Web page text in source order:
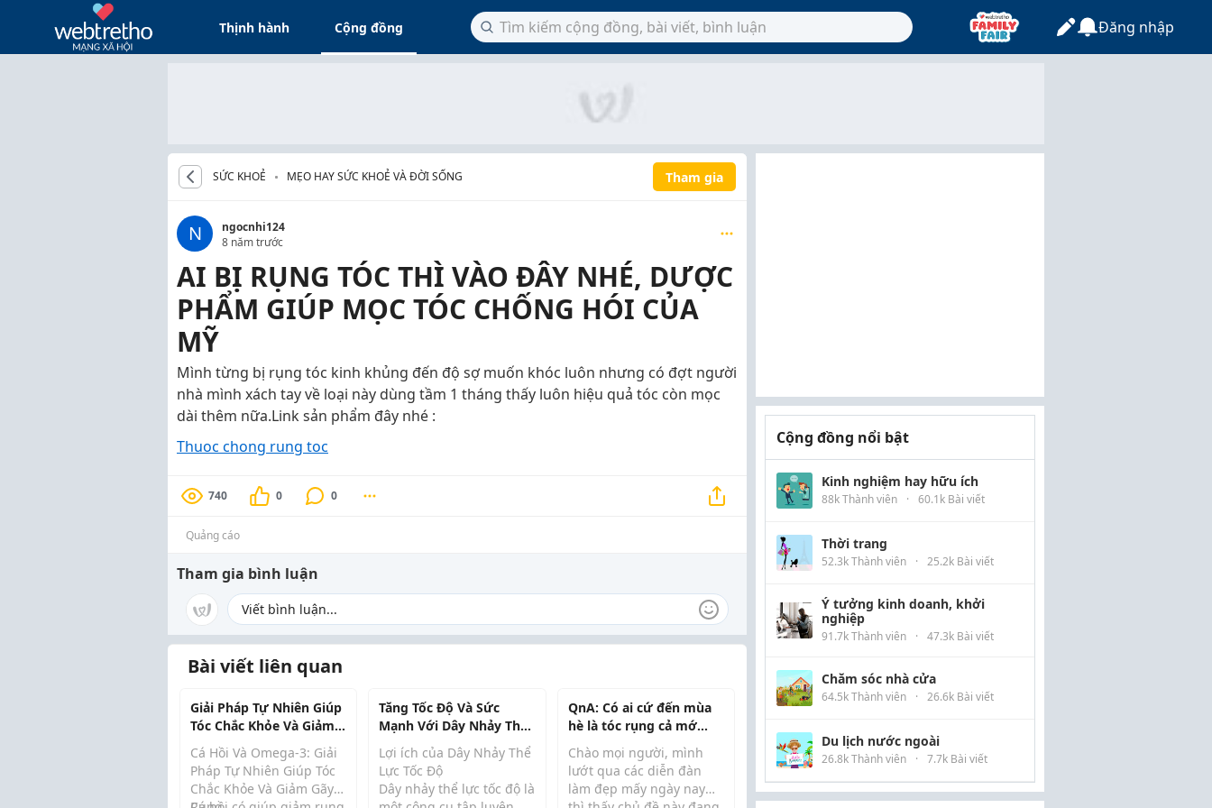
Thịnh hành Cộng đồng Đăng nhập
SỨC KHOẺ MẸO HAY SỨC KHOẺ VÀ ĐỜI SỐNG Tham gia
N
ngocnhi124
8 năm trước
AI BỊ RỤNG TÓC THÌ VÀO ĐÂY NHÉ, DƯỢC
PHẨM GIÚP MỌC TÓC CHỐNG HÓI CỦA
MỸ
Mình từng bị rụng tóc kinh khủng đến độ sợ muốn khóc luôn nhưng có đợt người
nhà mình xách tay về loại này dùng tầm 1 tháng thấy luôn hiệu quả tóc còn mọc
dài thêm nữa.Link sản phẩm đây nhé :
Thuoc chong rung toc
740 0 0
Quảng cáo
Tham gia bình luận
Bài viết liên quan
Giải Pháp Tự Nhiên Giúp
Tóc Chắc Khỏe Và Giảm
Gãy Rụng
Cá Hồi Và Omega-3: Giải
Pháp Tự Nhiên Giúp Tóc
Chắc Khỏe Và Giảm Gãy
Tăng Tốc Độ Và Sức
Mạnh Với Dây Nhảy Thể
Lực Tốc Độ
Lợi ích của Dây Nhảy Thể
Lực Tốc Độ
Dây nhảy thể lực tốc độ là
QnA: Có ai cứ đến mùa
hè là tóc rụng cả mớ
giống em không? Xin
tips gội đầu không rụng
với ạ!
Chào mọi người, mình
lướt qua các diễn đàn
làm đẹp mấy ngày nay
Cộng đồng nổi bật
Kinh nghiệm hay hữu ích
88k Thành viên · 60.1k Bài viết
Thời trang
52.3k Thành viên · 25.2k Bài viết
Ý tưởng kinh doanh, khởi
nghiệp
91.7k Thành viên · 47.3k Bài viết
Chăm sóc nhà cửa
64.5k Thành viên · 26.6k Bài viết
Du lịch nước ngoài
26.8k Thành viên · 7.7k Bài viết